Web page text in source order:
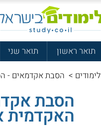
תואר ראשון תואר שני
לימודים > הסבת אקדמאים -
הסבת
האקדמית